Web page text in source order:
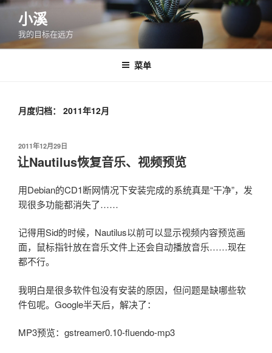
跳
容
小溪
我的目标在远方
菜单
月度归档： 2011年12月
发
布
于
2011年12月29日
让Nautilus恢复音乐、视频预览
用Debian的CD1断网情况下安装完成的系统真是“干净”，发
现很多功能都消失了……
记得用Sid的时候，Nautilus以前可以显示视频内容预览画
面，鼠标指针放在音乐文件上还会自动播放音乐……现在
都不行。
我明白是很多软件包没有安装的原因，但问题是缺哪些软
件包呢。Google半天后，解决了：
MP3预览：gstreamer0.10-fluendo-mp3